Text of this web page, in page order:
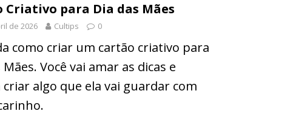
Criativo para Dia das Mães
de 2026 Cultips 0
como criar um cartão criativo para
Mães. Você vai amar as dicas e
criar algo que ela vai guardar com